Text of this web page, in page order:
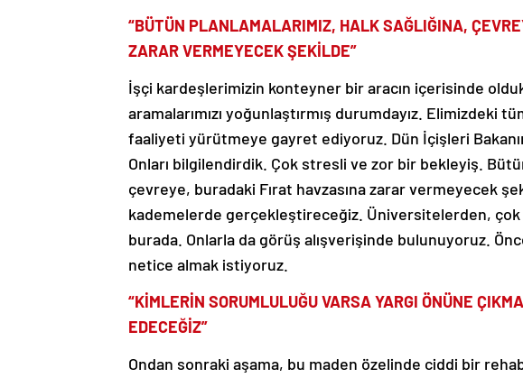
“BÜTÜN PLANLAMALARIMIZ, HALK SAĞLIĞINA,
ZARAR VERMEYECEK ŞEKİLDE”
İşçi kardeşlerimizin konteyner bir aracın içerisinde
aramalarımızı yoğunlaştırmış durumdayız. Elimizdeki
faaliyeti yürütmeye gayret ediyoruz. Dün İçişleri
Onları bilgilendirdik. Çok stresli ve zor bir bekleyiş.
çevreye, buradaki Fırat havzasına zarar vermeyecek
kademelerde gerçekleştireceğiz. Üniversitelerden, çok
burada. Onlarla da görüş alışverişinde bulunuyoruz.
netice almak istiyoruz.
“KİMLERİN SORUMLULUĞU VARSA YARGI ÖNÜNE
EDECEĞİZ”
Ondan sonraki aşama, bu maden özelinde ciddi bir